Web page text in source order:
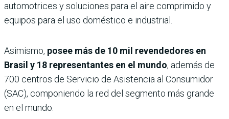
automotrices y soluciones para el aire comprimido y
equipos para el uso doméstico e industrial.
Asimismo, posee más de 10 mil revendedores en
Brasil y 18 representantes en el mundo, además de
700 centros de Servicio de Asistencia al Consumidor
(SAC), componiendo la red del segmento más grande
en el mundo.